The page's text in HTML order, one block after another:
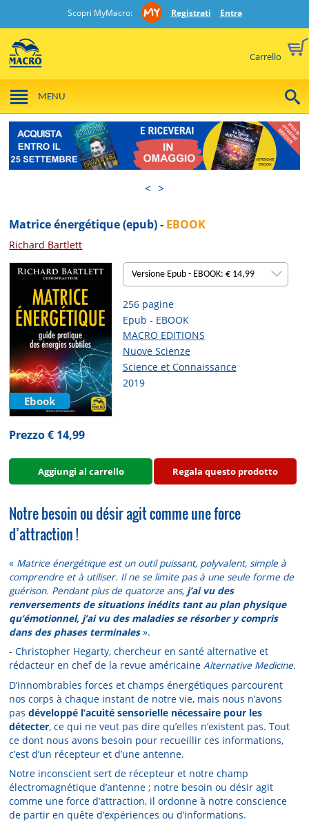
Scopri MyMacro: Registrati Entra
Carrello
MENU
< >
Matrice énergétique (epub) - EBOOK
Richard Bartlett
Ebook
Versione Epub - EBOOK: € 14,99
256 pagine
Epub - EBOOK
MACRO EDITIONS
Nuove Scienze
Science et Connaissance
2019
Prezzo € 14,99
Aggiungi al carrello Regala questo prodotto
Notre besoin ou désir agit comme une force
d’attraction !
« Matrice énergétique est un outil puissant, polyvalent, simple à
comprendre et à utiliser. Il ne se limite pas à une seule forme de
guérison. Pendant plus de quatorze ans, j’ai vu des
renversements de situations inédits tant au plan physique
qu’émotionnel, j’ai vu des maladies se résorber y compris
dans des phases terminales».
- Christopher Hegarty, chercheur en santé alternative et
rédacteur en chef de la revue américaineAlternative Medicine.
D’innombrables forces et champs énergétiques parcourent
nos corps à chaque instant de notre vie, mais nous n’avons
pasdéveloppé l’acuité sensorielle nécessaire pour les
détecter, ce qui ne veut pas dire qu’elles n’existent pas. Tout
ce dont nous avons besoin pour recueillir ces informations,
c’est d’un récepteur et d’une antenne.
Notre inconscient sert de récepteur et notre champ
électromagnétique d’antenne ; notre besoin ou désir agit
comme une force d’attraction, il ordonne à notre conscience
de partir en quête d’expériences ou d’informations.